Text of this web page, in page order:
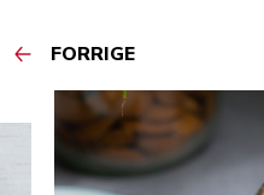
FORRIGE